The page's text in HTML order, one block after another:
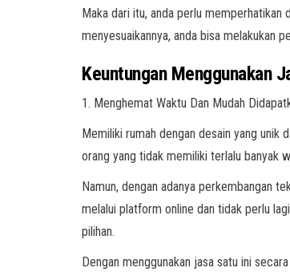
Maka dari itu, anda perlu memperhatikan
menyesuaikannya, anda bisa melakukan
Keuntungan Menggunakan
1. Menghemat Waktu Dan Mudah
Memiliki rumah dengan desain yang unik
orang yang tidak memiliki terlalu banyak
Namun, dengan adanya perkembangan
melalui platform online dan tidak perlu
pilihan.
Dengan menggunakan jasa satu ini